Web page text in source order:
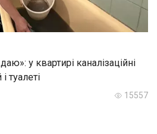
у квартирі каналізаційні
туалеті
15557